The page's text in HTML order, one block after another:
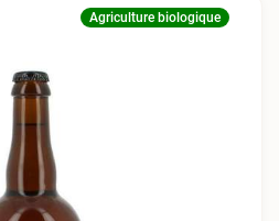
Agriculture biologique